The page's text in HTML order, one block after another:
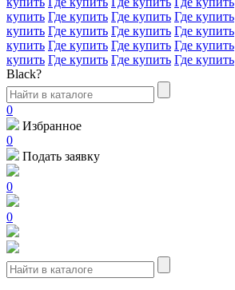
купить Где купить Где купить Где купить
купить Где купить Где купить Где купить
купить Где купить Где купить Где купить
купить Где купить Где купить Где купить
Black?
0
Избранное
0
Подать заявку
0
0